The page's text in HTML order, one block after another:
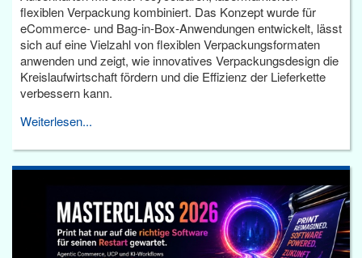
flexiblen Verpackung kombiniert. Das Konzept wurde für
eCommerce- und Bag-in-Box-Anwendungen entwickelt, lässt
sich auf eine Vielzahl von flexiblen Verpackungsformaten
anwenden und zeigt, wie innovatives Verpackungsdesign die
Kreislaufwirtschaft fördern und die Effizienz der Lieferkette
verbessern kann.
Weiterlesen...